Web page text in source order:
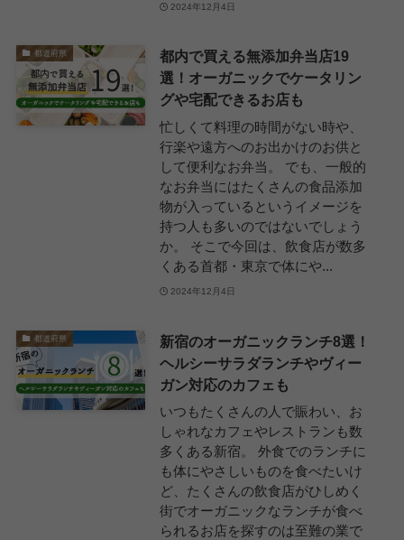
2024年12月4日
都道府県
都内で買える無添加弁当店19
選！オーガニックでケータリン
グや宅配できるお店も
忙しくて料理の時間がない時や、
行楽や遠方へのお出かけのお供と
して便利なお弁当。 でも、一般的
なお弁当にはたくさんの食品添加
物が入っているというイメージを
持つ人も多いのではないでしょう
か。 そこで今回は、飲食店が数多
くある首都・東京で体にや...
2024年12月4日
都道府県
新宿のオーガニックランチ8選！
ヘルシーサラダランチやヴィー
ガン対応のカフェも
いつもたくさんの人で賑わい、お
しゃれなカフェやレストランも数
多くある新宿。 外食でのランチに
も体にやさしいものを食べたいけ
ど、たくさんの飲食店がひしめく
街でオーガニックなランチが食べ
られるお店を探すのは至難の業で